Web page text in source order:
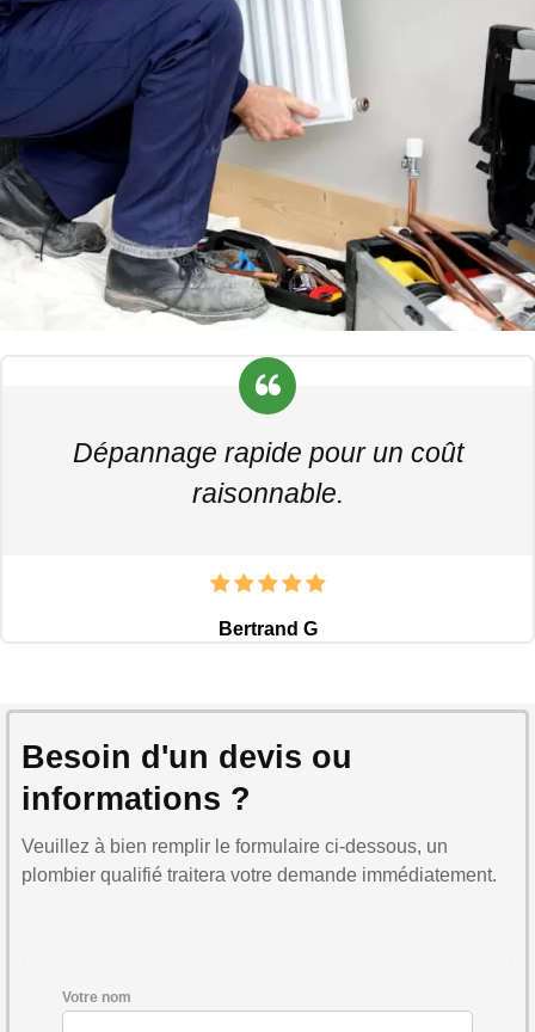
Dépannage rapide pour un coût
raisonnable.
Bertrand G
Besoin d'un devis ou
informations ?
Veuillez à bien remplir le formulaire ci-dessous, un
plombier qualifié traitera votre demande immédiatement.
Votre nom